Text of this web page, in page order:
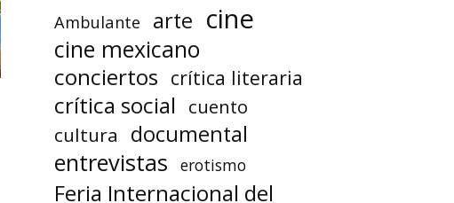
Ambulante arte cine
cine mexicano
conciertos crítica literaria
crítica social
cuento
cultura
documental
entrevistas erotismo
Feria Internacional del